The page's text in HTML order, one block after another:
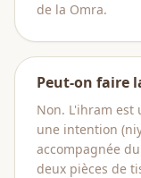
de la Omra.
Peut-on faire
Non. L'ihram est
une intention
accompagnée
deux pièces de